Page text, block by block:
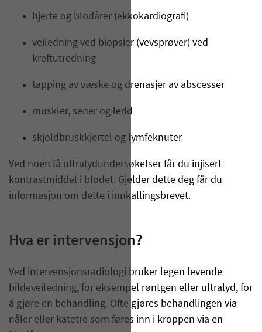
hjerte og blodårer (ekkokardiografi)
veiledning ved biopsier (vevsprøver) ved
kreftutredning
tapping av væske og drenasjer av abscesser
muskler, sener og ledd
skjoldbruskkjertel og lymfeknuter
Ved noen få ultralydundersøkelser får du injisert
kontrastmiddel i blodet. Gjelder dette deg får du
informasjon om dette i innkallingsbrevet.
Hva er intervensjon?
Ved intervensjonsradiologi bruker legen levende
bildeveiledning, for eksempel røntgen eller ultralyd, for
å gjøre en behandling. Ofte gjøres behandlingen via
nåler eller katetre som føres inn i kroppen via en